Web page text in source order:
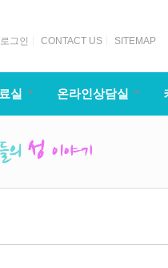
로그인 CONTACT US SITEMAP
실 온라인상담실